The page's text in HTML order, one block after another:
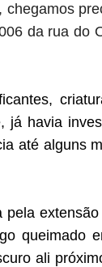
da rua do
havia
até alguns
queimado
ali